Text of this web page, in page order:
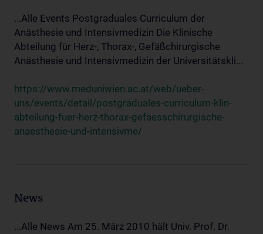
...Alle Events Postgraduales Curriculum der
Anästhesie und Intensivmedizin Die Klinische
Abteilung für Herz-, Thorax-, Gefäßchirurgische
Anästhesie und Intensivmedizin der Universitätskli...
https://www.meduniwien.ac.at/web/ueber-
uns/events/detail/postgraduales-curriculum-klin-
abteilung-fuer-herz-thorax-gefaesschirurgische-
anaesthesie-und-intensivme/
News
...Alle News Am 25. März 2010 hält Univ. Prof. Dr.